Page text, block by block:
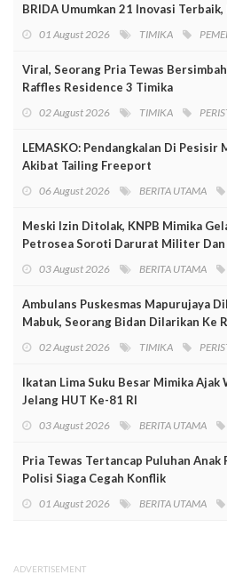
BRIDA Umumkan 21 Inovasi
01 August 2026 TIMIKA
Viral, Seorang Pria Tewas
Raffles Residence 3 Timika
02 August 2026 TIMIKA
LEMASKO: Pendangkalan Di Pesisir
Akibat Tailing Freeport
06 August 2026 BERITA UTAMA
Meski Izin Ditolak, KNPB Mimika
Petrosea Soroti Darurat Militer Dan
03 August 2026 BERITA UTAMA
Ambulans Puskesmas Mapurujaya
Mabuk, Seorang Bidan Dilarikan Ke
02 August 2026 TIMIKA
Ikatan Lima Suku Besar Mimika Ajak
Jelang HUT Ke-81 RI
03 August 2026 BERITA UTAMA
Pria Tewas Tertancap Puluhan Anak
Polisi Siaga Cegah Konflik
01 August 2026 BERITA UTAMA
ADVERTISEMENT